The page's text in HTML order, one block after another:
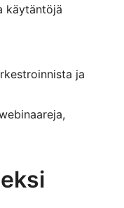
käytäntöjä
ja